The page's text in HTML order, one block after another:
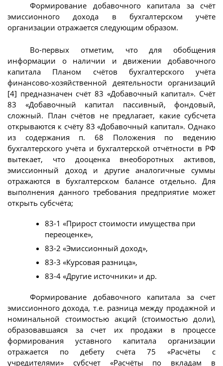
Формирование добавочного капитала за счёт
эмиссионного дохода в бухгалтерском учёте
организации отражается следующим образом.
Во-первых отметим, что для обобщения
информации о наличии и движении добавочного
капитала Планом счётов бухгалтерского учёта
финансово-хозяйственной деятельности организаций
[4] предназначен счёт 83 «Добавочный капитал». Счёт
83 «Добавочный капитал пассивный, фондовый,
сложный. План счётов не предлагает, какие субсчета
открываются к счёту 83 «Добавочный капитал». Однако
из содержания п. 68 Положения по ведению
бухгалтерского учёта и бухгалтерской отчётности в РФ
вытекает, что дооценка внеоборотных активов,
эмиссионный доход и другие аналогичные суммы
отражаются в бухгалтерском балансе отдельно. Для
выполнения данного требования предприятие может
открыть субсчёта;
83-1 «Прирост стоимости имущества при
переоценке»,
83-2 «Эмиссионный доход»,
83-3 «Курсовая разница»,
83-4 «Другие источники» и др.
Формирование добавочного капитала за счет
эмиссионного дохода, т.е. разница между продажной и
номинальной стоимостью акций (стоимостью доли),
образовавшаяся за счет их продажи в процессе
формирования уставного капитала организации
отражается по дебету счёта 75 «Расчёты с
учредителями» субсчет «Расчёты по вкладам в